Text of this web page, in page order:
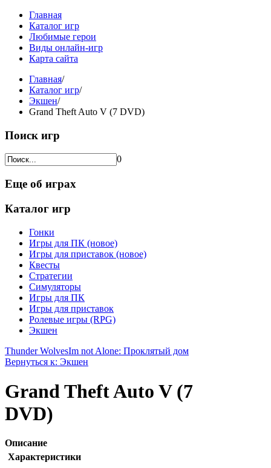
Главная
Каталог игр
Любимые герои
Виды онлайн-игр
Карта сайта
Главная/
Каталог игр/
Экшен/
Grand Theft Auto V (7 DVD)
Поиск игр
0
Еще об играх
Каталог игр
Гонки
Игры для ПК (новое)
Игры для приставок (новое)
Квесты
Стратегии
Симуляторы
Игры для ПК
Игры для приставок
Ролевые игры (RPG)
Экшен
Thunder WolvesIm not Alone: Проклятый дом
Вернуться к: Экшен
Grand Theft Auto V (7
DVD)
Описание
Характеристики